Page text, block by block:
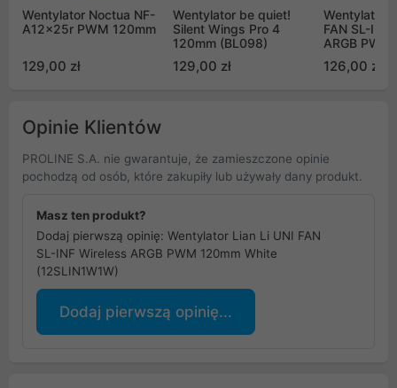
Wentylator Noctua NF-
A12x25r PWM 120mm
129,00 zł
Wentylator be quiet!
Silent Wings Pro 4
120mm (BL098)
129,00 zł
Wentylator
FAN SL-
ARGB
biały
126,00 zł
Opinie Klientów
PROLINE S.A. nie gwarantuje, że zamieszczone opinie
pochodzą od osób, które zakupiły lub używały dany produkt.
Masz ten produkt?
Dodaj pierwszą opinię: Wentylator Lian Li UNI FAN
SL-INF Wireless ARGB PWM 120mm White
(12SLIN1W1W)
Dodaj pierwszą opinię...